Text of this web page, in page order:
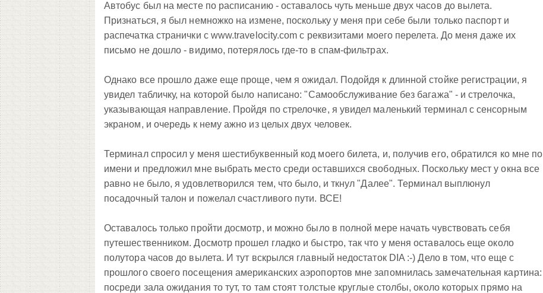
Автобус был на месте по расписанию - оставалось чуть меньше двух часов до вылета.
Признаться, я был немножко на измене, поскольку у меня при себе были только паспорт и
распечатка странички с www.travelocity.com с реквизитами моего перелета. До меня даже их
письмо не дошло - видимо, потерялось где-то в спам-фильтрах.
Однако все прошло даже еще проще, чем я ожидал. Подойдя к длинной стойке регистрации, я
увидел табличку, на которой было написано: "Самообслуживание без багажа" - и стрелочка,
указывающая направление. Пройдя по стрелочке, я увидел маленький терминал с сенсорным
экраном, и очередь к нему ажно из целых двух человек.
Терминал спросил у меня шестибуквенный код моего билета, и, получив его, обратился ко мне по
имени и предложил мне выбрать место среди оставшихся свободных. Поскольку мест у окна все
равно не было, я удовлетворился тем, что было, и ткнул "Далее". Терминал выплюнул
посадочный талон и пожелал счастливого пути. ВСЕ!
Оставалось только пройти досмотр, и можно было в полной мере начать чувствовать себя
путешественником. Досмотр прошел гладко и быстро, так что у меня оставалось еще около
полутора часов до вылета. И тут вскрылся главный недостаток DIA :-) Дело в том, что еще с
прошлого своего посещения американских аэропортов мне запомнилась замечательная картина:
посреди зала ожидания то тут, то там стоят толстые круглые столбы, около которых прямо на